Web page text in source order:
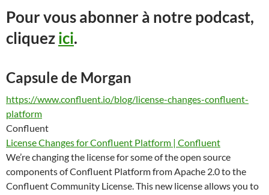
Pour vous abonner à notre podcast,
cliquezici.
Capsule de Morgan
https://www.confluent.io/blog/license-changes-confluent-
platform
Confluent
License Changes for Confluent Platform | Confluent
We’re changing the license for some of the open source
components of Confluent Platform from Apache 2.0 to the
Confluent Community License. This new license allows you to